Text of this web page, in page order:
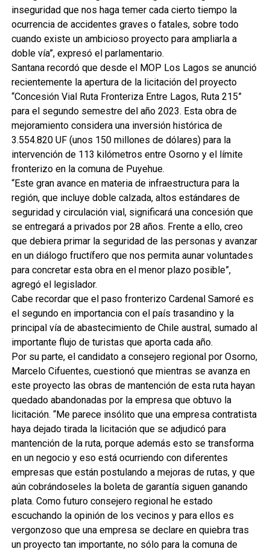
inseguridad que nos haga temer cada cierto tiempo la
ocurrencia de accidentes graves o fatales, sobre todo
cuando existe un ambicioso proyecto para ampliarla a
doble vía”, expresó el parlamentario.
Santana recordó que desde el MOP Los Lagos se anunció
recientemente la apertura de la licitación del proyecto
“Concesión Vial Ruta Fronteriza Entre Lagos, Ruta 215”
para el segundo semestre del año 2023. Esta obra de
mejoramiento considera una inversión histórica de
3.554.820 UF (unos 150 millones de dólares) para la
intervención de 113 kilómetros entre Osorno y el límite
fronterizo en la comuna de Puyehue.
“Este gran avance en materia de infraestructura para la
región, que incluye doble calzada, altos estándares de
seguridad y circulación vial, significará una concesión que
se entregará a privados por 28 años. Frente a ello, creo
que debiera primar la seguridad de las personas y avanzar
en un diálogo fructífero que nos permita aunar voluntades
para concretar esta obra en el menor plazo posible”,
agregó el legislador.
Cabe recordar que el paso fronterizo Cardenal Samoré es
el segundo en importancia con el país trasandino y la
principal vía de abastecimiento de Chile austral, sumado al
importante flujo de turistas que aporta cada año.
Por su parte, el candidato a consejero regional por Osorno,
Marcelo Cifuentes, cuestionó que mientras se avanza en
este proyecto las obras de mantención de esta ruta hayan
quedado abandonadas por la empresa que obtuvo la
licitación. “Me parece insólito que una empresa contratista
haya dejado tirada la licitación que se adjudicó para
mantención de la ruta, porque además esto se transforma
en un negocio y eso está ocurriendo con diferentes
empresas que están postulando a mejoras de rutas, y que
aún cobrándoseles la boleta de garantía siguen ganando
plata. Como futuro consejero regional he estado
escuchando la opinión de los vecinos y para ellos es
vergonzoso que una empresa se declare en quiebra tras
un proyecto tan importante, no sólo para la comuna de